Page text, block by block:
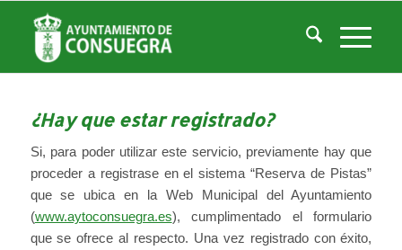
FAQ. Preguntas y Respuestas
Usted está aquí: Inicio / FAQ. Preguntas y Respuestas
¿Hay que estar registrado?
Si, para poder utilizar este servicio, previamente hay que
proceder a registrase en el sistema “Reserva de Pistas”
que se ubica en la Web Municipal del Ayuntamiento
(www.aytoconsuegra.es), cumplimentado el formulario
que se ofrece al respecto. Una vez registrado con éxito,